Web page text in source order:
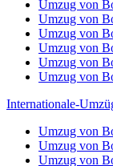
Umzug von
Umzug von
Umzug von
Umzug von
Umzug von
Umzug von
Internationale-
Umzug von
Umzug von
Umzug von